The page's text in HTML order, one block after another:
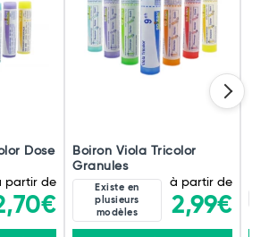
Dose
partir de
Boiron Viola Tricolor
Granules
Existe en
plusieurs
modèles
à partir de
2,99€